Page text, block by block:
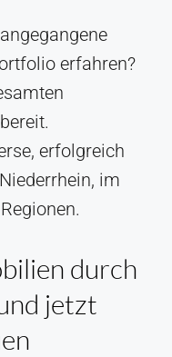
erfahren?
erfolgreich
im
durch
jetzt